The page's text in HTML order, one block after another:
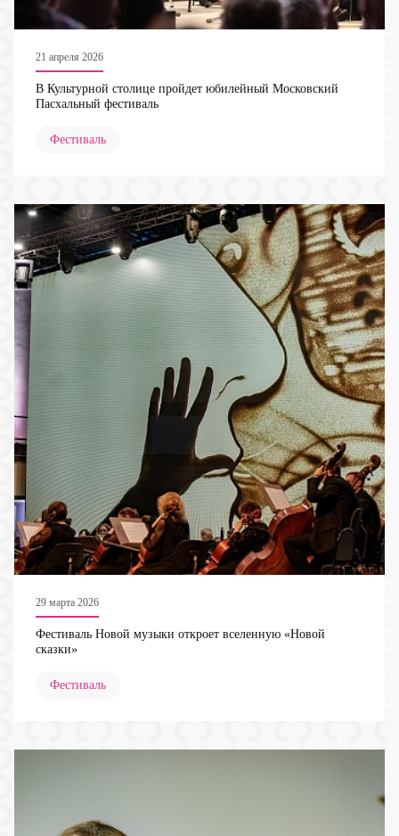
21 апреля 2026
В Культурной столице пройдет юбилейный Московский
Пасхальный фестиваль
Фестиваль
29 марта 2026
Фестиваль Новой музыки откроет вселенную «Новой
сказки»
Фестиваль